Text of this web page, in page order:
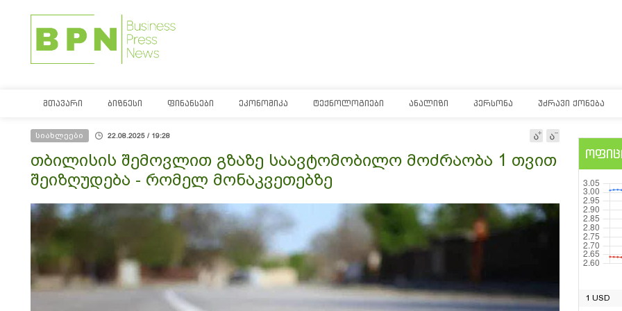
ᲛᲗᲐᲕᲐᲠᲘ ᲑᲘᲖᲜᲔᲡᲘ ᲤᲘᲜᲐᲜᲡᲔᲑᲘ ᲔᲙᲝᲜᲝᲛᲘᲙᲐ ᲢᲔᲥᲜᲝᲚᲝᲒᲘᲔᲑᲘ ᲐᲜᲐᲚᲘᲖᲘ ᲞᲔᲠᲡᲝᲜᲐ ᲣᲫᲠᲐᲕᲘ ᲥᲝᲜᲔᲑᲐ
სიახლეები 22.08.2025 / 19:28
თბილისის შემოვლით გზაზე საავტომობილო მოძრაობა 1 თვით
შეიზღუდება - რომელ მონაკვეთებზე
1 USD